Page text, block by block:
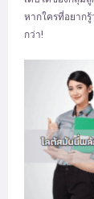
หากใครที่อยาก
กว่า!